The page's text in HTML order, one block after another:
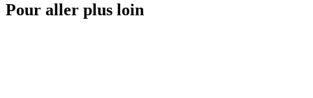
Pour aller plus loin